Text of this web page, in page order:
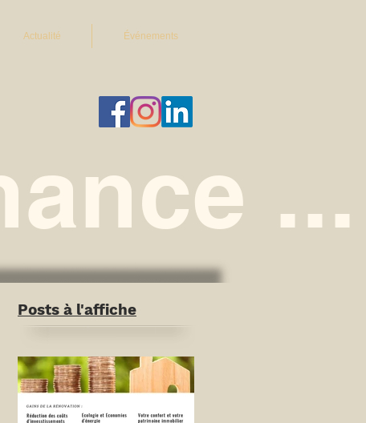
Actualité Événements
...
Posts à l'affiche